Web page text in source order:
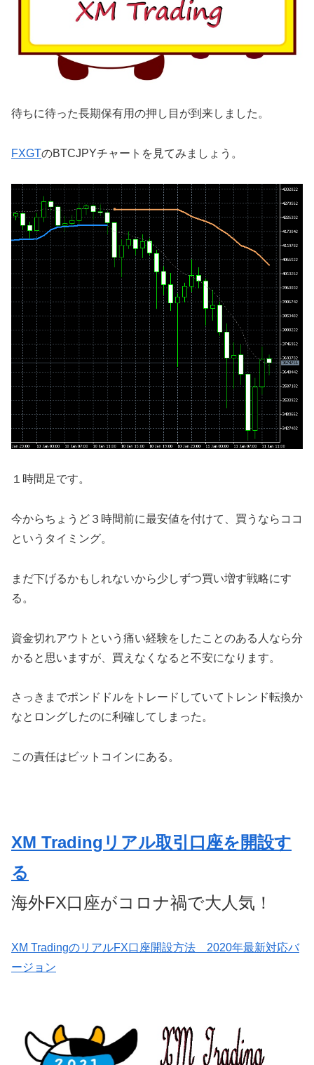
待ちに待った長期保有用の押し目が到来しました。
FXGTのBTCJPYチャートを見てみましょう。
１時間足です。
今からちょうど３時間前に最安値を付けて、買うならココ
というタイミング。
まだ下げるかもしれないから少しずつ買い増す戦略にす
る。
資金切れアウトという痛い経験をしたことのある人なら分
かると思いますが、買えなくなると不安になります。
さっきまでポンドドルをトレードしていてトレンド転換か
なとロングしたのに利確してしまった。
この責任はビットコインにある。
XM Tradingリアル取引口座を開設す
る
海外FX口座がコロナ禍で大人気！
XM TradingのリアルFX口座開設方法 2020年最新対応バ
ージョン